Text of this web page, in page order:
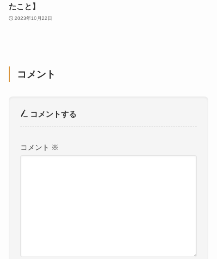
たこと】
2023年10月22日
コメント
コメントする
コメント ※